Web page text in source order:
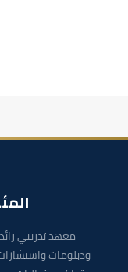
ودبلومات